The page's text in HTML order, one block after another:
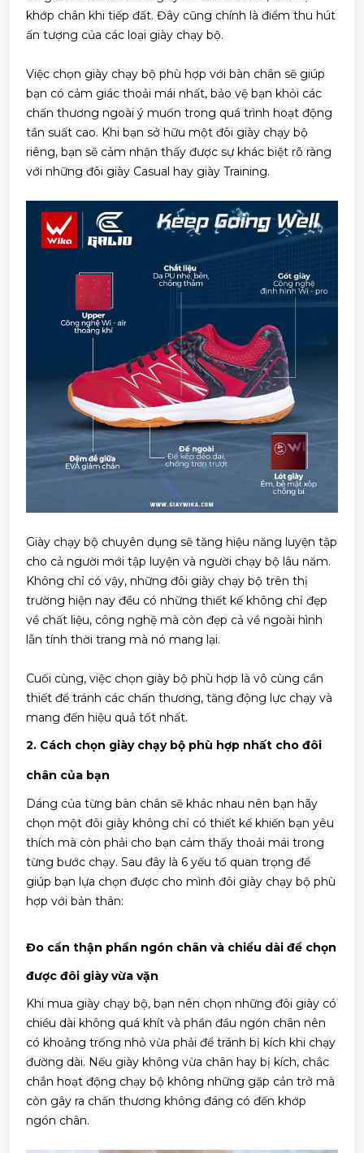
khớp chân khi tiếp đất. Đây cũng chính là điểm thu hút
ấn tượng của các loại giày chạy bộ.
Việc chọn giày chạy bộ phù hợp với bàn chân sẽ giúp
bạn có cảm giác thoải mái nhất, bảo vệ bạn khỏi các
chấn thương ngoài ý muốn trong quá trình hoạt động
tần suất cao. Khi bạn sở hữu một đôi giày chạy bộ
riêng, bạn sẽ cảm nhận thấy được sự khác biệt rõ ràng
với những đôi giày Casual hay giày Training.
Giày chạy bộ chuyên dụng sẽ tăng hiệu năng luyện tập
cho cả người mới tập luyện và người chạy bộ lâu năm.
Không chỉ có vậy, những đôi giày chạy bộ trên thị
trường hiện nay đều có những thiết kế không chỉ đẹp
về chất liệu, công nghệ mà còn đẹp cả về ngoài hình
lẫn tính thời trang mà nó mang lại.
Cuối cùng, việc chọn giày bộ phù hợp là vô cùng cần
thiết để tránh các chấn thương, tăng động lực chạy và
mang đến hiệu quả tốt nhất.
2. Cách chọn giày chạy bộ phù hợp nhất cho đôi
chân của bạn
Dáng của từng bàn chân sẽ khác nhau nên bạn hãy
chọn một đôi giày không chỉ có thiết kế khiến bạn yêu
thích mà còn phải cho bạn cảm thấy thoải mái trong
từng bước chạy. Sau đây là 6 yếu tố quan trọng để
giúp bạn lựa chọn được cho mình đôi giày chạy bộ phù
hợp với bản thân:
Đo cẩn thận phần ngón chân và chiều dài để chọn
được đôi giày vừa vặn
Khi mua giày chạy bộ, bạn nên chọn những đôi giày có
chiều dài không quá khít và phần đầu ngón chân nên
có khoảng trống nhỏ vừa phải để tránh bị kích khi chạy
đường dài. Nếu giày không vừa chân hay bị kích, chắc
chắn hoạt động chạy bộ không những gặp cản trở mà
còn gây ra chấn thương không đáng có đến khớp
ngón chân.